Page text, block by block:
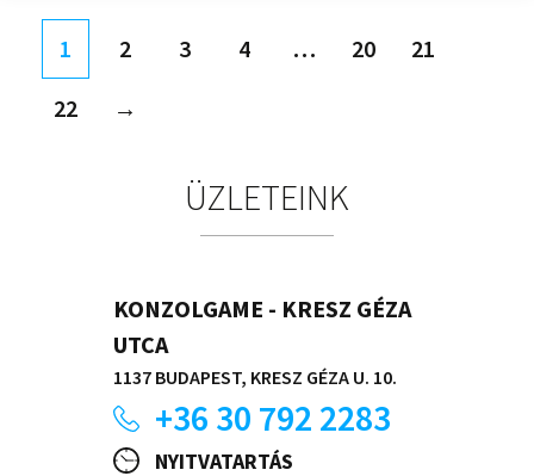
1 2 3 4 … 20
21
22
→
ÜZLETEINK
KONZOLGAME - KRESZ GÉZA
UTCA
1137 BUDAPEST, KRESZ GÉZA U. 10.
+36 30 792 2283
NYITVATARTÁS